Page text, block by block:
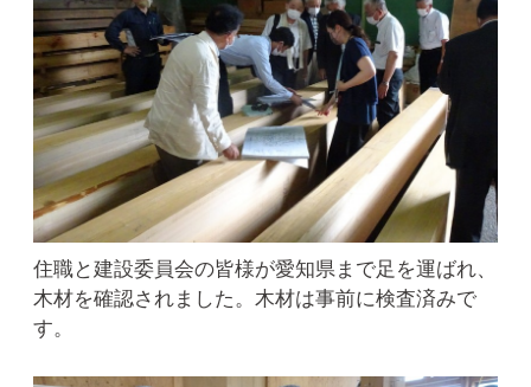
住職と建設委員会の皆様が愛知県まで足を運ばれ、
木材を確認されました。木材は事前に検査済みで
す。